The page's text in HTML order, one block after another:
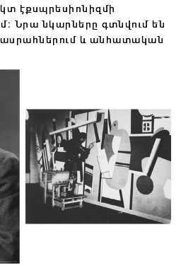
էքսպրեսիոնիզմի
Նրա նկարները գտնվում են
և անհատական